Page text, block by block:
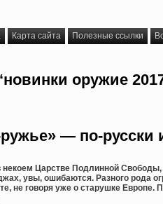
Карта сайта Полезные ссылки
оружие
— по-русски
некоем Царстве Подлинной
увы, ошибаются. Разного рода
не говоря уже о старушке Европе.